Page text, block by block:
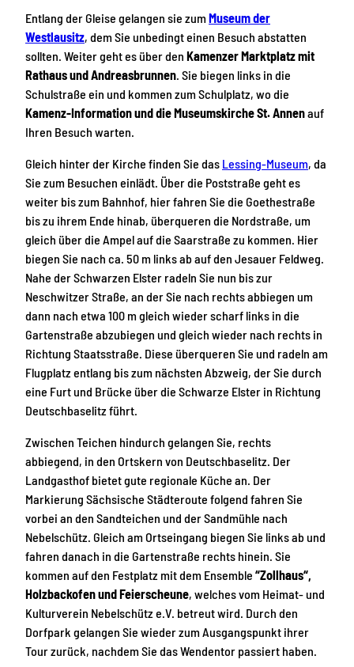
Entlang der Gleise gelangen sie zum Museum der
Westlausitz, dem Sie unbedingt einen Besuch abstatten
sollten. Weiter geht es über den Kamenzer Marktplatz mit
Rathaus und Andreasbrunnen . Sie biegen links in die
Schulstraße ein und kommen zum Schulplatz, wo die
Kamenz-Information und die Museumskirche St. Annenauf
Ihren Besuch warten.
Gleich hinter der Kirche finden Sie das Lessing-Museum, da
Sie zum Besuchen einlädt. Über die Poststraße geht es
weiter bis zum Bahnhof, hier fahren Sie die Goethestraße
bis zu ihrem Ende hinab, überqueren die Nordstraße, um
gleich über die Ampel auf die Saarstraße zu kommen. Hier
biegen Sie nach ca. 50 m links ab auf den Jesauer Feldweg.
Nahe der Schwarzen Elster radeln Sie nun bis zur
Neschwitzer Straße, an der Sie nach rechts abbiegen um
dann nach etwa 100 m gleich wieder scharf links in die
Gartenstraße abzubiegen und gleich wieder nach rechts in
Richtung Staatsstraße. Diese überqueren Sie und radeln am
Flugplatz entlang bis zum nächsten Abzweig, der Sie durch
eine Furt und Brücke über die Schwarze Elster in Richtung
Deutschbaselitz führt.
Zwischen Teichen hindurch gelangen Sie, rechts
abbiegend, in den Ortskern von Deutschbaselitz. Der
Landgasthof bietet gute regionale Küche an. Der
Markierung Sächsische Städteroute folgend fahren Sie
vorbei an den Sandteichen und der Sandmühle nach
Nebelschütz. Gleich am Ortseingang biegen Sie links ab und
fahren danach in die Gartenstraße rechts hinein. Sie
kommen auf den Festplatz mit dem Ensemble “Zollhaus“,
Holzbackofen und Feierscheune, welches vom Heimat- und
Kulturverein Nebelschütz e.V. betreut wird. Durch den
Dorfpark gelangen Sie wieder zum Ausgangspunkt ihrer
Tour zurück, nachdem Sie das Wendentor passiert haben.